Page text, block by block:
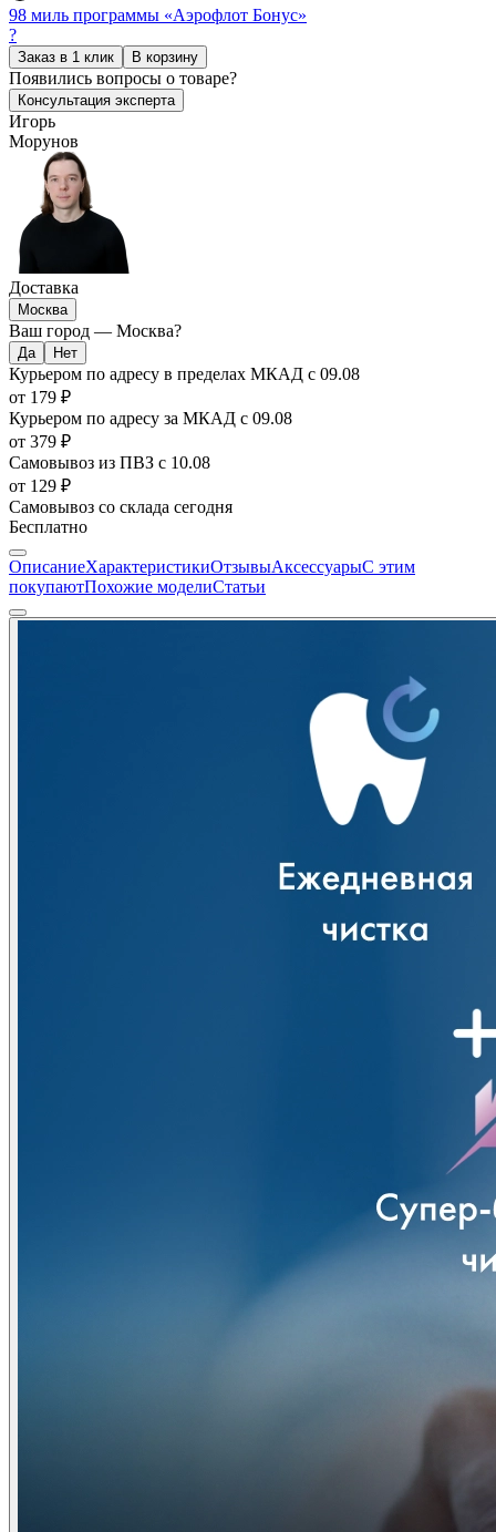
98 миль программы «Аэрофлот Бонус»
?
Заказ в 1 клик В корзину
Появились вопросы о товаре?
Консультация эксперта
Игорь
Морунов
Доставка
Москва
Ваш город — Москва?
Курьером по адресу в пределах МКАД с 09.08
от 179 ₽
Курьером по адресу за МКАД с 09.08
от 379 ₽
Самовывоз из ПВЗ с 10.08
от 129 ₽
Самовывоз со склада сегодня
Бесплатно
ОписаниеХарактеристикиОтзывыАксессуарыС этим
покупаютПохожие моделиСтатьи